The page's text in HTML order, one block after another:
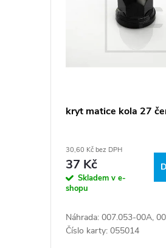
kryt matice kola 27
30,60 Kč bez DPH
37 Kč
Skladem v e-
shopu
Náhrada: 007.053-00A,
Číslo karty: 055014